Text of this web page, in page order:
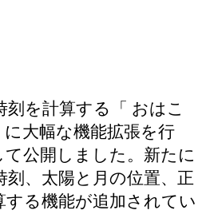
刻を計算する「 おはこ
大幅な機能拡張を行
て公開しました。新たに
刻、太陽と月の位置、正
する機能が追加されてい